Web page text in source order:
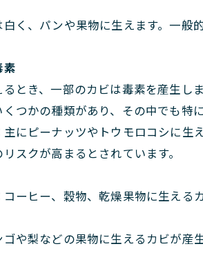
白く、パンや果物に生えます。一般
素
とき、一部のカビは毒素を産生し
つかの種類があり、その中でも特
主にピーナッツやトウモロコシに生
スクが高まるとされています。
コーヒー、穀物、乾燥果物に生える
ゴや梨などの果物に生えるカビが産